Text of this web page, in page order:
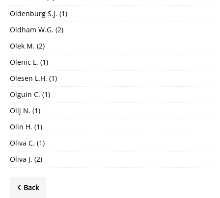
Oldenburg S.J. (1)
Oldham W.G. (2)
Olek M. (2)
Olenic L. (1)
Olesen L.H. (1)
Olguin C. (1)
Olij N. (1)
Olin H. (1)
Oliva C. (1)
Oliva J. (2)
Back